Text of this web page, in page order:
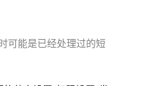
可能是已经处理过的短